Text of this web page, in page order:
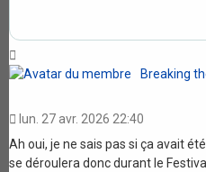
Breaking
lun. 27 avr. 2026 22:40
Ah oui, je ne sais pas si ça avait
se déroulera donc durant le